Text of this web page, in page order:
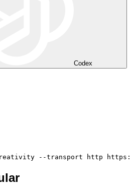
Codex
creativity --transport http